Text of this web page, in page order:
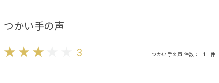
つかい手の声
3 つかい手の声 件数： 1 件